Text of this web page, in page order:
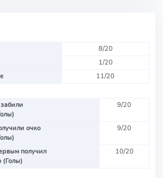
8/20
1/20
11/20
9/20
очко
9/20
получил
(Голы)
10/20